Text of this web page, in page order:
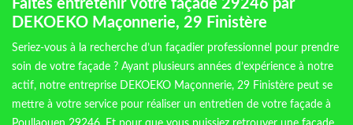
Faites entretenir votre façade 29246 par
DEKOEKO Maçonnerie, 29 Finistère
Seriez-vous à la recherche d’un façadier professionnel pour prendre
soin de votre façade ? Ayant plusieurs années d’expérience à notre
actif, notre entreprise DEKOEKO Maçonnerie, 29 Finistère peut se
mettre à votre service pour réaliser un entretien de votre façade à